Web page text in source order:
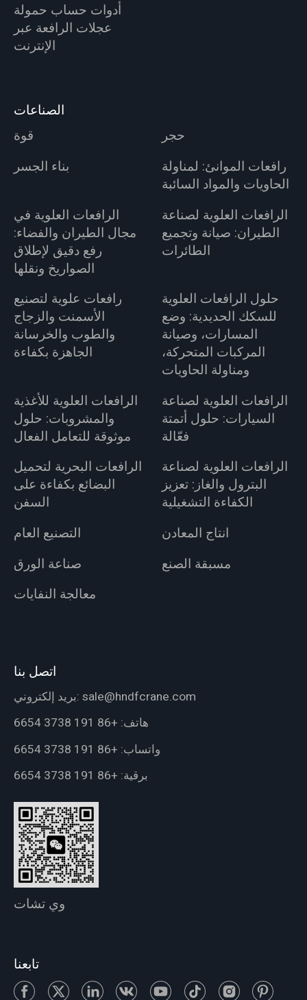
أدوات حساب حمولة
عجلات الرافعة عبر
الإنترنت
الصناعات
قوة
حجر
بناء الجسر
رافعات الموانئ: لمناولة
الحاويات والمواد السائبة
الرافعات العلوية في
مجال الطيران والفضاء:
رفع دقيق لإطلاق
الصواريخ ونقلها
الرافعات العلوية لصناعة
الطيران: صيانة وتجميع
الطائرات
رافعات علوية لتصنيع
الأسمنت والزجاج
والطوب والخرسانة
الجاهزة بكفاءة
حلول الرافعات العلوية
للسكك الحديدية: وضع
المسارات، وصيانة
المركبات المتحركة،
ومناولة الحاويات
الرافعات العلوية للأغذية
والمشروبات: حلول
موثوقة للتعامل الفعال
الرافعات العلوية لصناعة
السيارات: حلول أتمتة
فعّالة
الرافعات البحرية لتحميل
البضائع بكفاءة على
السفن
الرافعات العلوية لصناعة
البترول والغاز: تعزيز
الكفاءة التشغيلية
التصنيع العام
انتاج المعادن
صناعة الورق
مسبقة الصنع
معالجة النفايات
اتصل بنا
بريد إلكتروني: sale@hndfcrane.com
هاتف: +86 191 3738 6654
واتساب: +86 191 3738 6654
برقية: +86 191 3738 6654
وي تشات
تابعنا